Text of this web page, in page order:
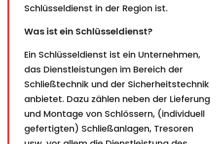
Schlüsseldienst in der Region ist.
Was ist ein Schlüsseldienst?
Ein Schlüsseldienst ist ein Unternehmen,
das Dienstleistungen im Bereich der
Schließtechnik und der Sicherheitstechnik
anbietet. Dazu zählen neben der Lieferung
und Montage von Schlössern, (individuell
gefertigten) Schließanlagen, Tresoren